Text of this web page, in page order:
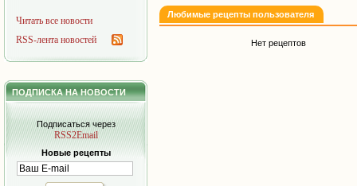
Читать все новости
RSS-лента новостей
ПОДПИСКА НА НОВОСТИ
Подписаться через
RSS2Email
Новые рецепты
Любимые рецепты пользователя
Нет рецептов